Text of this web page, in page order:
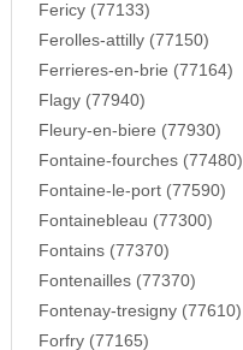
Fericy (77133)
Ferolles-attilly (77150)
Ferrieres-en-brie (77164)
Flagy (77940)
Fleury-en-biere (77930)
Fontaine-fourches (77480)
Fontaine-le-port (77590)
Fontainebleau (77300)
Fontains (77370)
Fontenailles (77370)
Fontenay-tresigny (77610)
Forfry (77165)